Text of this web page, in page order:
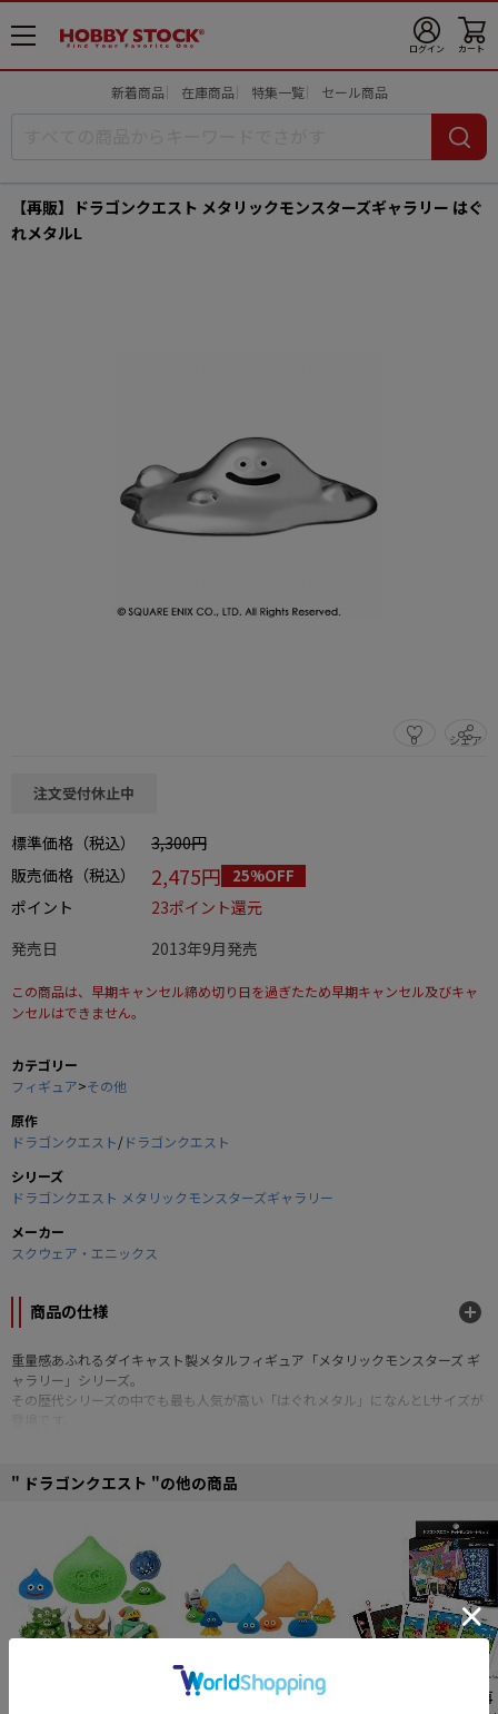
メ
ニ
ログイン カート
新着商品 在庫商品 特集一覧 セール商品
【再販】ドラゴンクエスト メタリックモンスターズギャラリー はぐ
れメタルL
0 シェア
この商品をシェアする
注文受付休止中
標準価格（税込）
3,300円
販売価格（税込）
2,475円 25%OFF
ポイント
23ポイント還元
発売日
2013年9月発売
この商品は、早期キャンセル締め切り日を過ぎたため早期キャンセル及びキャ
ンセルはできません。
カテゴリー
フィギュア>その他
原作
ドラゴンクエスト/ドラゴンクエスト
シリーズ
ドラゴンクエスト メタリックモンスターズギャラリー
メーカー
スクウェア・エニックス
商品の仕様
重量感あふれるダイキャスト製メタルフィギュア「メタリックモンスターズ ギ
ャラリー」シリーズ。
その歴代シリーズの中でも最も人気が高い「はぐれメタル」になんとLサイズが
©SQUARE ENIX CO.,LTD. All Rights Reserved.
" ドラゴンクエスト "の他の商品
【予約特別価格】【再 【再